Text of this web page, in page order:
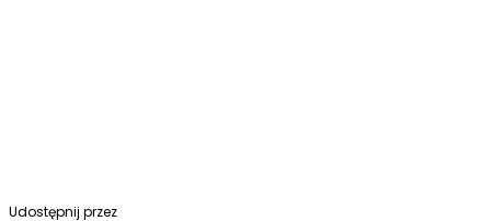
Udostępnij przez